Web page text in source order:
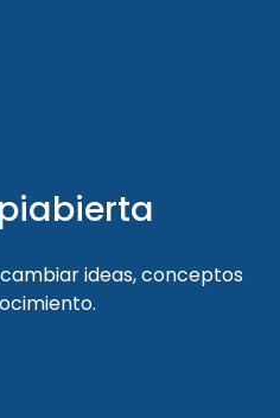
ideas, conceptos